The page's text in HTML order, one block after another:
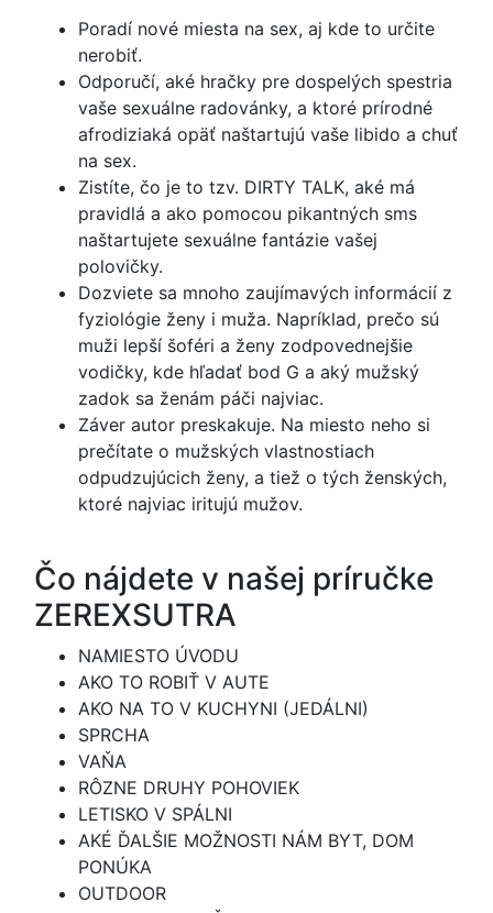
Poradí nové miesta na sex, aj kde to určite
nerobiť.
Odporučí, aké hračky pre dospelých spestria
vaše sexuálne radovánky, a ktoré prírodné
afrodiziaká opäť naštartujú vaše libido a chuť
na sex.
Zistíte, čo je to tzv. DIRTY TALK, aké má
pravidlá a ako pomocou pikantných sms
naštartujete sexuálne fantázie vašej
polovičky.
Dozviete sa mnoho zaujímavých informácií z
fyziológie ženy i muža. Napríklad, prečo sú
muži lepší šoféri a ženy zodpovednejšie
vodičky, kde hľadať bod G a aký mužský
zadok sa ženám páči najviac.
Záver autor preskakuje. Na miesto neho si
prečítate o mužských vlastnostiach
odpudzujúcich ženy, a tiež o tých ženských,
ktoré najviac iritujú mužov.
Čo nájdete v našej príručke
ZEREXSUTRA
NAMIESTO ÚVODU
AKO TO ROBIŤ V AUTE
AKO NA TO V KUCHYNI (JEDÁLNI)
SPRCHA
VAŇA
RÔZNE DRUHY POHOVIEK
LETISKO V SPÁLNI
AKÉ ĎALŠIE MOŽNOSTI NÁM BYT, DOM
PONÚKA
OUTDOOR